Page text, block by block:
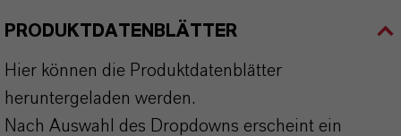
PRODUKTDATENBLÄTTER
Hier können die Produktdatenblätter
heruntergeladen werden.
Nach Auswahl des Dropdowns erscheint ein